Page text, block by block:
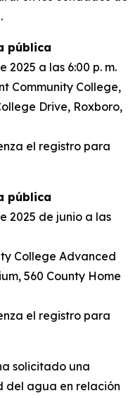
pública
2025 a las 6:00 p. m.
Community College,
Drive, Roxboro,
el registro para
pública
2025 de junio a las
College Advanced
560 County Home
el registro para
solicitado una
del agua en relación